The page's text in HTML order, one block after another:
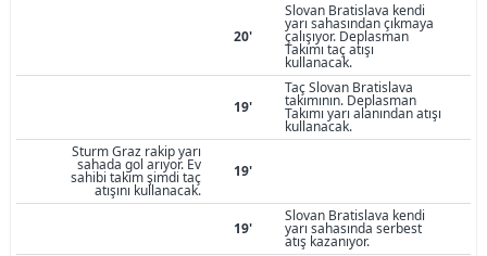
20'
Slovan Bratislava kendi
yarı sahasından çıkmaya
çalışıyor. Deplasman
Takımı taç atışı
kullanacak.
19'
Taç Slovan Bratislava
takımının. Deplasman
Takımı yarı alanından atışı
kullanacak.
Sturm Graz rakip yarı
sahada gol arıyor. Ev
sahibi takım şimdi taç
atışını kullanacak.
19'
19'
Slovan Bratislava kendi
yarı sahasında serbest
atış kazanıyor.